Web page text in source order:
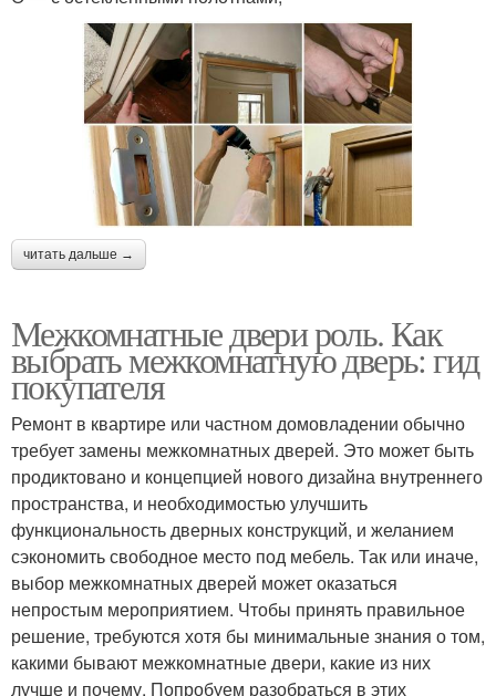
читать дальше →
Межкомнатные двери роль. Как
выбрать межкомнатную дверь: гид
покупателя
Ремонт в квартире или частном домовладении обычно
требует замены межкомнатных дверей. Это может быть
продиктовано и концепцией нового дизайна внутреннего
пространства, и необходимостью улучшить
функциональность дверных конструкций, и желанием
сэкономить свободное место под мебель. Так или иначе,
выбор межкомнатных дверей может оказаться
непростым мероприятием. Чтобы принять правильное
решение, требуются хотя бы минимальные знания о том,
какими бывают межкомнатные двери, какие из них
лучше и почему. Попробуем разобраться в этих